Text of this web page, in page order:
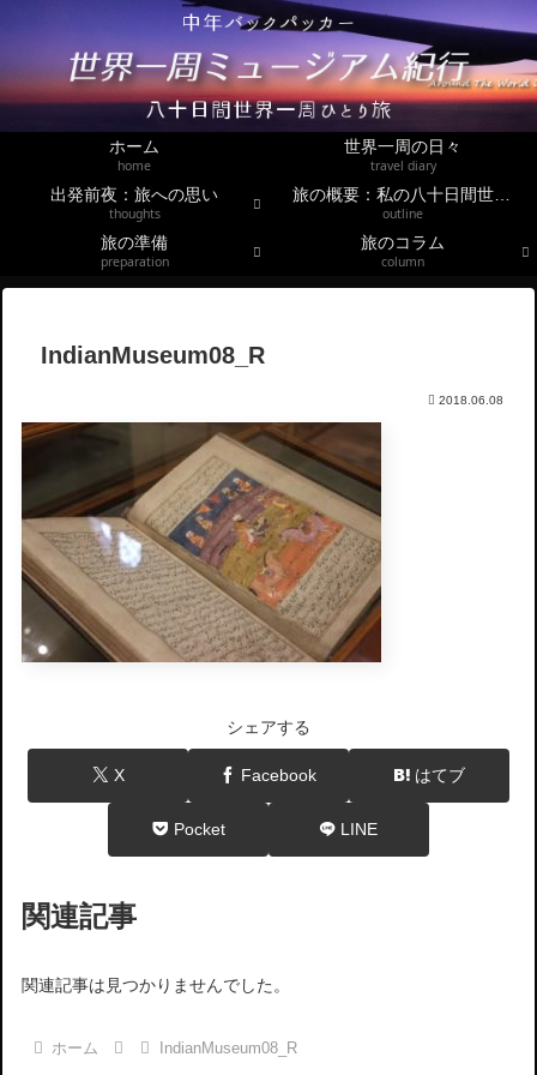
ホーム
home
世界一周の日々
travel diary
出発前夜：旅への思い
thoughts
旅の概要：私の八十日間世界一周
outline
旅の準備
preparation
旅のコラム
column
IndianMuseum08_R
2018.06.08
シェアする
X Facebook はてブ
Pocket LINE
関連記事
関連記事は見つかりませんでした。
ホーム IndianMuseum08_R